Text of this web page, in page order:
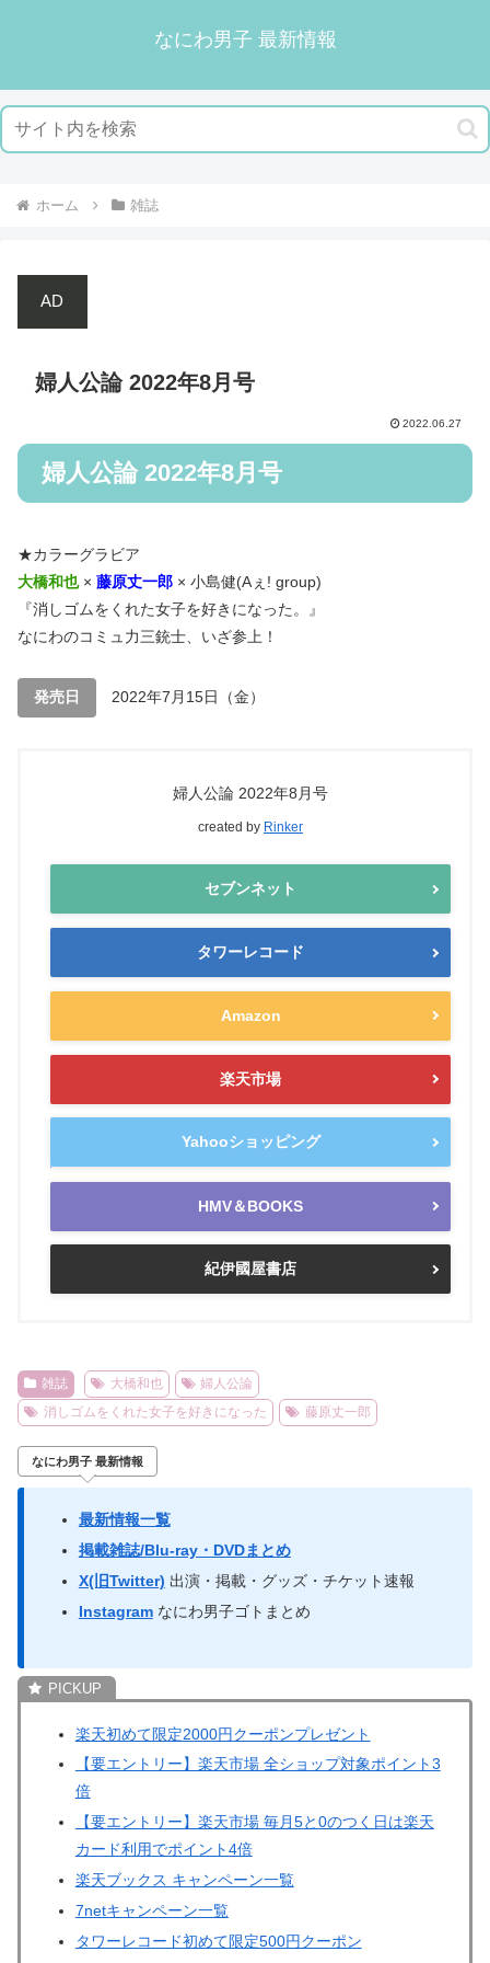
なにわ男子 最新情報
ホーム 雑誌
AD
婦人公論 2022年8月号
2022.06.27
婦人公論 2022年8月号
★カラーグラビア
大橋和也× 藤原丈一郎 × 小島健(Aぇ! group)
『消しゴムをくれた女子を好きになった。』
なにわのコミュ力三銃士、いざ参上！
発売日 2022年7月15日（金）
婦人公論 2022年8月号
created by Rinker
セブンネット
タワーレコード
Amazon
楽天市場
Yahooショッピング
HMV＆BOOKS
紀伊國屋書店
雑誌 大橋和也
婦人公論
消しゴムをくれた女子を好きになった
藤原丈一郎
なにわ男子 最新情報
最新情報一覧
掲載雑誌/Blu-ray・DVDまとめ
X(旧Twitter) 出演・掲載・グッズ・チケット速報
Instagramなにわ男子ゴトまとめ
楽天初めて限定2000円クーポンプレゼント
【要エントリー】楽天市場 全ショップ対象ポイント3
倍
【要エントリー】楽天市場 毎月5と0のつく日は楽天
カード利用でポイント4倍
楽天ブックス キャンペーン一覧
7netキャンペーン一覧
タワーレコード初めて限定500円クーポン